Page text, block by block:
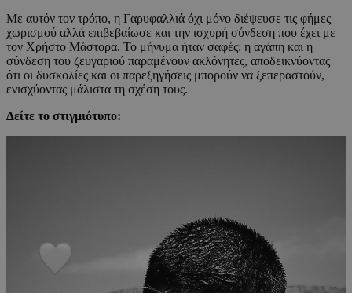
Με αυτόν τον τρόπο, η Γαρυφαλλιά όχι μόνο διέψευσε τις φήμες
χωρισμού αλλά επιβεβαίωσε και την ισχυρή σύνδεση που έχει με
τον Χρήστο Μάστορα. Το μήνυμα ήταν σαφές: η αγάπη και η
σύνδεση του ζευγαριού παραμένουν ακλόνητες, αποδεικνύοντας
ότι οι δυσκολίες και οι παρεξηγήσεις μπορούν να ξεπεραστούν,
ενισχύοντας μάλιστα τη σχέση τους.
Δείτε το στιγμιότυπο: